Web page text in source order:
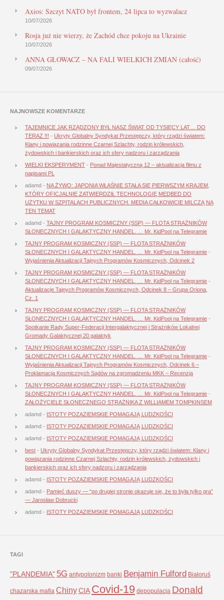
Axios: Szczyt NATO był frontem, 24 lipca to wyzwalacz
10/07/2026
Rosja już nie wierzy, że Zachód chce pokoju na Ukrainie
10/07/2026
ANNA GŁOWACZ – NA FALI WIELKICH ZMIAN (całość)
09/07/2026
NAJNOWSZE KOMENTARZE
TAJEMNICE JAK RZĄDZONY BYŁ NASZ ŚWIAT OD TYSIĘCY LAT… DO
TERAZ !!! - Ukryty Globalny Syndykat Przestępczy, który rządzi światem:
Klany i powiązania rodzinne Czarnej Szlachty, rodzin królewskich,
żydowskich i bankierskich oraz ich sfery nadzoru i zarządzania
WIELKI EKSPERYMENT - Ponad Majestatyczną 12 – aktualizacja filmu z
napisami PL
adamd - NA ŻYWO: JAPONIA WŁAŚNIE STAŁA SIĘ PIERWSZYM KRAJEM,
KTÓRY OFICJALNIE ZATWIERDZIŁ TECHNOLOGIĘ MEDBED DO
UŻYTKU W SZPITALACH PUBLICZNYCH. MEDIA CAŁKOWICIE MILCZĄ NA
TEN TEMAT
adamd - TAJNY PROGRAM KOSMICZNY (SSP) — FLOTA STRAŻNIKÓW
SŁONECZNYCH I GALAKTYCZNY HANDEL. … Mr. KidPool na Telegramie
TAJNY PROGRAM KOSMICZNY (SSP) — FLOTA STRAŻNIKÓW
SŁONECZNYCH I GALAKTYCZNY HANDEL. … Mr. KidPool na Telegramie -
Wyjaśnienia Aktualizacji Tajnych Programów Kosmicznych, Odcinek 2
TAJNY PROGRAM KOSMICZNY (SSP) — FLOTA STRAŻNIKÓW
SŁONECZNYCH I GALAKTYCZNY HANDEL. … Mr. KidPool na Telegramie -
Aktualizacje Tajnych Programów Kosmicznych, Odcinek 8 – Grupa Oriona,
Cz. 1
TAJNY PROGRAM KOSMICZNY (SSP) — FLOTA STRAŻNIKÓW
SŁONECZNYCH I GALAKTYCZNY HANDEL. … Mr. KidPool na Telegramie -
Spotkanie Rady Super-Federacji Intergalaktycznej i Strażników Lokalnej
Gromady Galaktycznej 20 galaktyk
TAJNY PROGRAM KOSMICZNY (SSP) — FLOTA STRAŻNIKÓW
SŁONECZNYCH I GALAKTYCZNY HANDEL. … Mr. KidPool na Telegramie -
Wyjaśnienia Aktualizacji Tajnych Programów Kosmicznych, Odcinek 6 –
Proklamacja Kosmicznych Sądów na zgromadzeniu MKK – Recenzja
TAJNY PROGRAM KOSMICZNY (SSP) — FLOTA STRAŻNIKÓW
SŁONECZNYCH I GALAKTYCZNY HANDEL. … Mr. KidPool na Telegramie -
ZAŁOŻYCIELE SŁONECZNEGO STRAŻNIKA Z WILLIAMEM TOMPKINSEM
adamd - ISTOTY POZAZIEMSKIE POMAGAJĄ LUDZKOŚCI
adamd - ISTOTY POZAZIEMSKIE POMAGAJĄ LUDZKOŚCI
adamd - ISTOTY POZAZIEMSKIE POMAGAJĄ LUDZKOŚCI
best - Ukryty Globalny Syndykat Przestępczy, który rządzi światem: Klany i
powiązania rodzinne Czarnej Szlachty, rodzin królewskich, żydowskich i
bankierskich oraz ich sfery nadzoru i zarządzania
adamd - ISTOTY POZAZIEMSKIE POMAGAJĄ LUDZKOŚCI
adamd - Pamięć duszy — “po drugiej stronie okazuje się, że to była tylko gra”
— Jarosław Dobrucki
adamd - ISTOTY POZAZIEMSKIE POMAGAJĄ LUDZKOŚCI
TAGI
"PLANDEMIA" 5G antypolonizm banki Benjamin Fulford Białoruś
chazarska mafia ChinyCIA Covid-19 depopulacja Donald